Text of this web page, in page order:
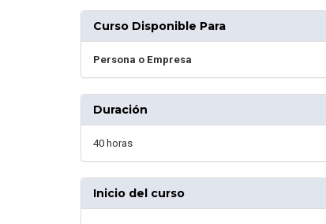
Curso Disponible Para
Persona o Empresa
Duración
40 horas
Inicio del curso